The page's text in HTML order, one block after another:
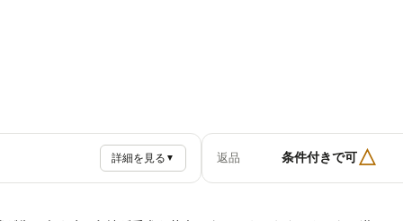
詳細を見る ▼ 返品 条件付きで可△